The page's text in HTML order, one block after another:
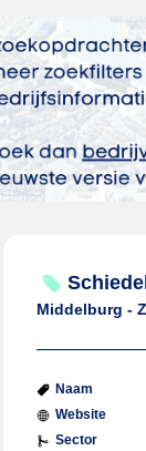
Schiedel
Middelburg -
Naam
Website
Sector